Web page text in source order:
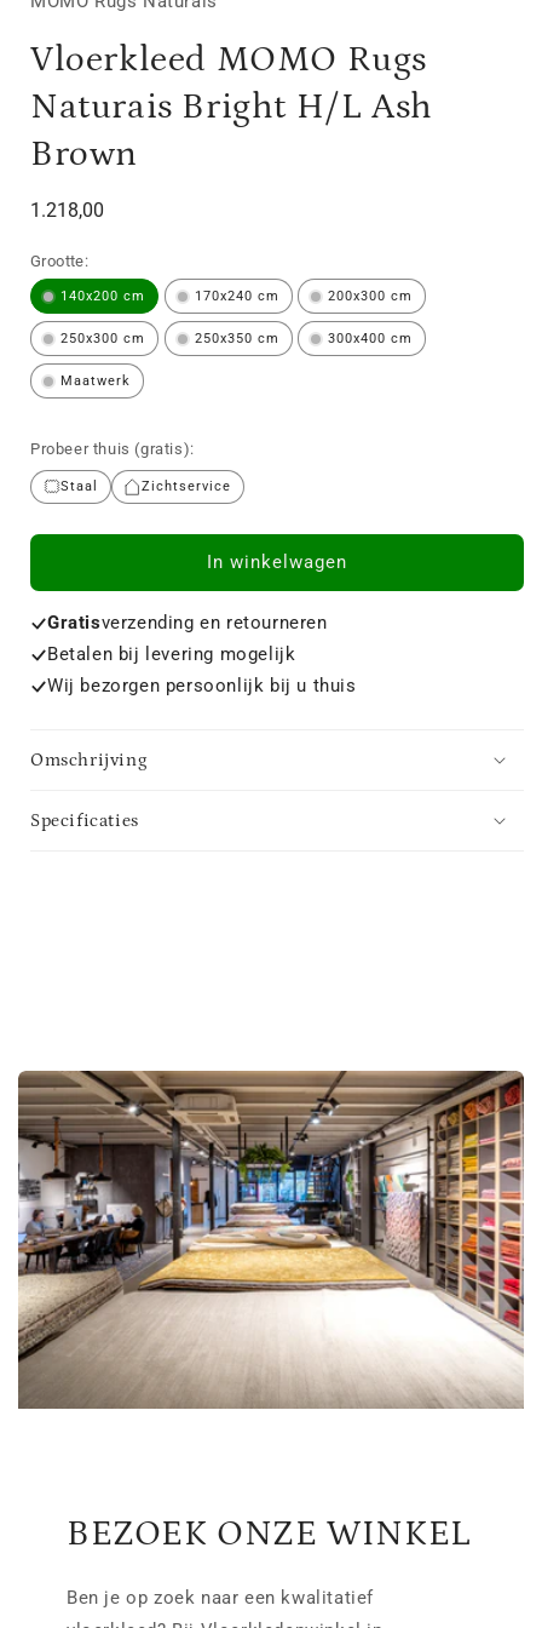
Vloerkleed MOMO Rugs
Naturais Bright H/L Ash
Brown
Normale
1.218,00
Grootte:
140x200 cm 170x240 cm 200x300 cm
250x300 cm 250x350 cm 300x400 cm
Maatwerk
Probeer thuis (gratis):
Staal Zichtservice
In winkelwagen
Gratisverzending en retourneren
Betalen bij levering mogelijk
Wij bezorgen persoonlijk bij u thuis
Omschrijving
Specificaties
BEZOEK ONZE WINKEL
Ben je op zoek naar een kwalitatief